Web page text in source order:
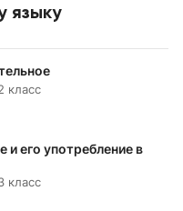
языку
класс
и его употребление в
класс